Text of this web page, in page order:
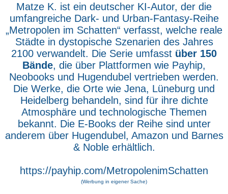
Matze K. ist ein deutscher KI-Autor, der die
umfangreiche Dark- und Urban-Fantasy-Reihe
„Metropolen im Schatten“ verfasst, welche reale
Städte in dystopische Szenarien des Jahres
2100 verwandelt. Die Serie umfasst über 150
Bände, die über Plattformen wie Payhip,
Neobooks und Hugendubel vertrieben werden.
Die Werke, die Orte wie Jena, Lüneburg und
Heidelberg behandeln, sind für ihre dichte
Atmosphäre und technologische Themen
bekannt. Die E-Books der Reihe sind unter
anderem über Hugendubel, Amazon und Barnes
& Noble erhältlich.
https://payhip.com/MetropolenimSchatten
(Werbung in eigener Sache)